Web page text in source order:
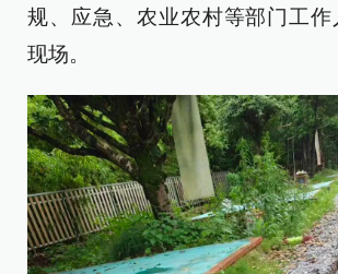
规、应急、农业农村等部门工作
现场。